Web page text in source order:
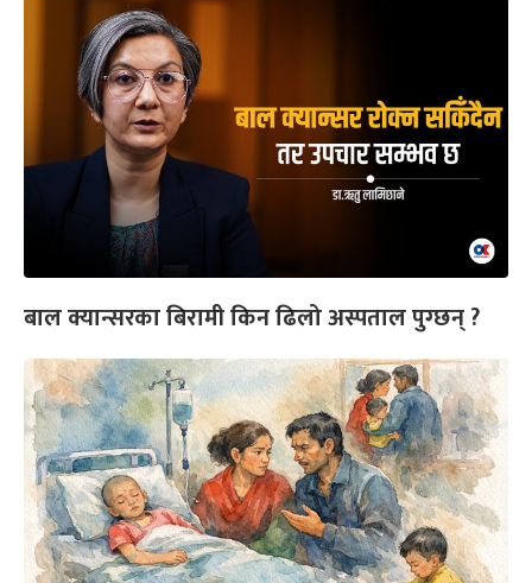
बाल क्यान्सरका बिरामी किन ढिलो अस्पताल पुग्छन् ?